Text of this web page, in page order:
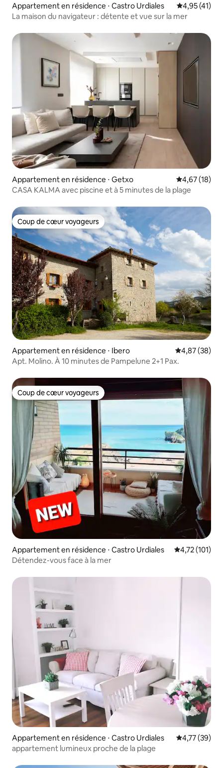
Appartement en résidence ⋅ Castro Urdiales Évaluation
4,95 (41)
La maison du navigateur : détente et vue sur la mer
Appartement en résidence ⋅ Getxo Évaluation
4,67 (18)
CASA KALMA avec piscine et à 5 minutes de la plage
Coup de cœur voyageurs
Coup de cœur voyageurs
Appartement en résidence ⋅ Ibero Évaluation
4,87 (38)
Apt. Molino. À 10 minutes de Pampelune 2+1 Pax.
Coup de cœur voyageurs
Coup de cœur voyageurs
Appartement en résidence ⋅ Castro Urdiales Évaluation
4,72 (101)
Détendez-vous face à la mer
Appartement en résidence ⋅ Castro Urdiales Évaluation
4,77 (39)
appartement lumineux proche de la plage